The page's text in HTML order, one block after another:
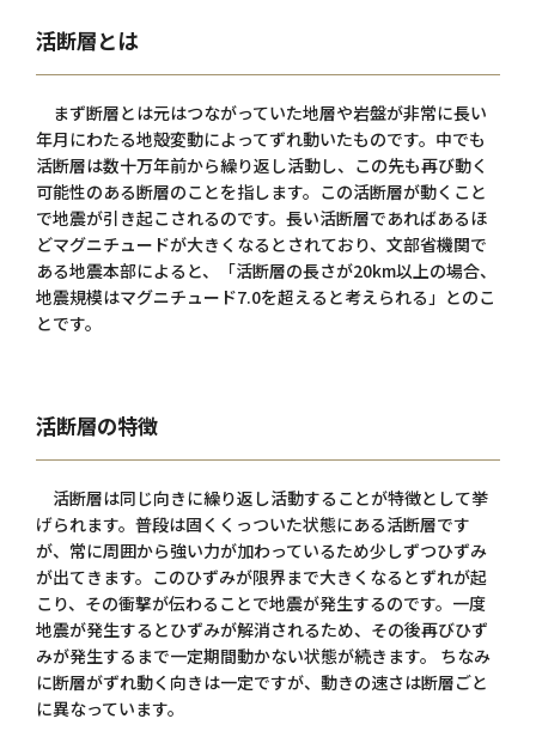
活断層とは
まず断層とは元はつながっていた地層や岩盤が非常に長い
年月にわたる地殻変動によってずれ動いたものです。中でも
活断層は数十万年前から繰り返し活動し、この先も再び動く
可能性のある断層のことを指します。この活断層が動くこと
で地震が引き起こされるのです。長い活断層であればあるほ
どマグニチュードが大きくなるとされており、文部省機関で
ある地震本部によると、「活断層の長さが20km以上の場合、
地震規模はマグニチュード7.0を超えると考えられる」とのこ
とです。
活断層の特徴
活断層は同じ向きに繰り返し活動することが特徴として挙
げられます。普段は固くくっついた状態にある活断層です
が、常に周囲から強い力が加わっているため少しずつひずみ
が出てきます。このひずみが限界まで大きくなるとずれが起
こり、その衝撃が伝わることで地震が発生するのです。一度
地震が発生するとひずみが解消されるため、その後再びひず
みが発生するまで一定期間動かない状態が続きます。 ちなみ
に断層がずれ動く向きは一定ですが、動きの速さは断層ごと
に異なっています。